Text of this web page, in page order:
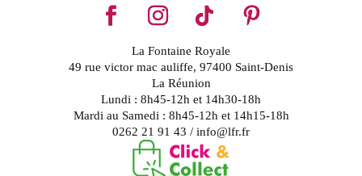
La Fontaine Royale
49 rue victor mac auliffe, 97400 Saint-Denis
La Réunion
Lundi : 8h45-12h et 14h30-18h
Mardi au Samedi : 8h45-12h et 14h15-18h
0262 21 91 43 / info@lfr.fr